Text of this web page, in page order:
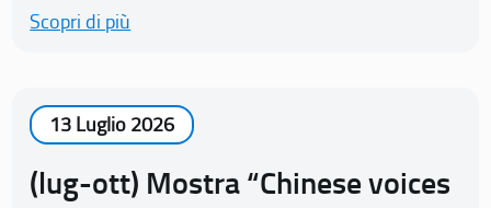
Scopri di più
13 Luglio 2026
(lug-ott) Mostra “Chinese voices